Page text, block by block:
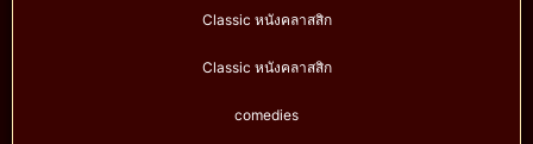
Classic หนังคลาสสิก
Classic หนังคลาสสิก
comedies